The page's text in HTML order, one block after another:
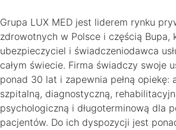
Grupa LUX MED jest liderem rynku
zdrowotnych w Polsce i częścią Bupa,
ubezpieczyciel i świadczeniodawca
całym świecie. Firma świadczy swoje
ponad 30 lat i zapewnia pełną opiekę:
szpitalną, diagnostyczną,
psychologiczną i długoterminową dla
pacjentów. Do ich dyspozycji jest